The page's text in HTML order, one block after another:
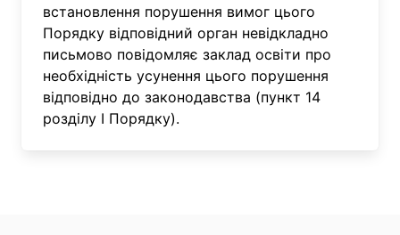
встановлення порушення вимог цього
Порядку відповідний орган невідкладно
письмово повідомляє заклад освіти про
необхідність усунення цього порушення
відповідно до законодавства (пункт 14
розділу І Порядку).